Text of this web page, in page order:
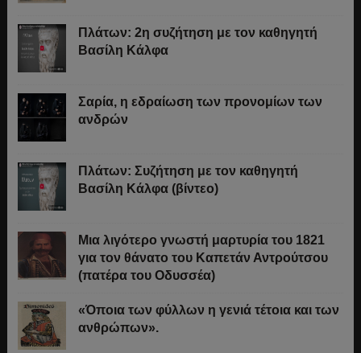
Πλάτων: 2η συζήτηση με τον καθηγητή
Βασίλη Κάλφα
Σαρία, η εδραίωση των προνομίων των
ανδρών
Πλάτων: Συζήτηση με τον καθηγητή
Βασίλη Κάλφα (βίντεο)
Μια λιγότερο γνωστή μαρτυρία του 1821
για τον θάνατο του Καπετάν Αντρούτσου
(πατέρα του Οδυσσέα)
«Όποια των φύλλων η γενιά τέτοια και των
ανθρώπων».